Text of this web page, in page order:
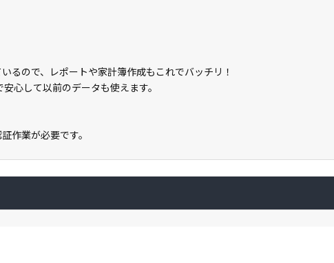
るので、レポートや家計簿作成もこれでバッチリ！
心して以前のデータも使えます。
作業が必要です。